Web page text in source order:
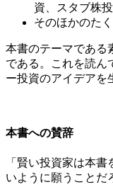
資、スタブ株
そのほかのた
本書のテーマである
である。これを読ん
ー投資のアイデアを
本書への賛辞
「賢い投資家は本
いように願うこと